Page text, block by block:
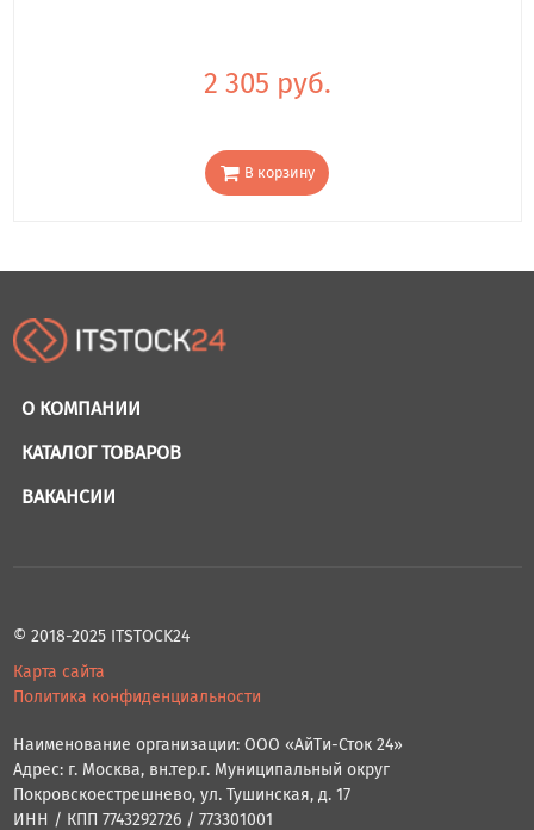
2 305 руб.
В корзину
О КОМПАНИИ
КАТАЛОГ ТОВАРОВ
ВАКАНСИИ
© 2018-2025 ITSTOCK24
Карта сайта
Политика конфиденциальности
Наименование организации: ООО «АйТи-Сток 24»
Адрес: г. Москва, вн.тер.г. Муниципальный округ
Покровскоестрешнево, ул. Тушинская, д. 17
ИНН / КПП 7743292726 / 773301001